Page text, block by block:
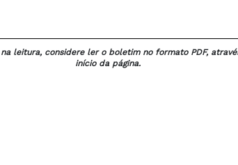
leitura, considere ler o boletim no formato PDF,
início da página.